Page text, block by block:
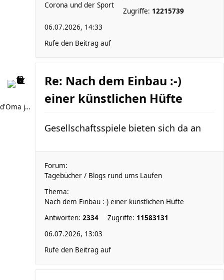
Corona und der Sport
Zugriffe: 12215739
06.07.2026, 14:33
Rufe den Beitrag auf
d'Oma joggt
Re: Nach dem Einbau :-)
einer künstlichen Hüfte
Gesellschaftsspiele bieten sich da an
Forum:
Tagebücher / Blogs rund ums Laufen
Thema:
Nach dem Einbau :-) einer künstlichen Hüfte
Antworten: 2334 Zugriffe: 11583131
06.07.2026, 13:03
Rufe den Beitrag auf